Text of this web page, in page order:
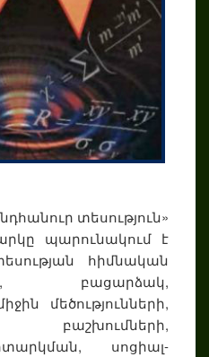
տեսություն»
պարունակում է
հիմնական
բացարձակ,
մեծությունների,
բաշխումների,
սոցիալ-